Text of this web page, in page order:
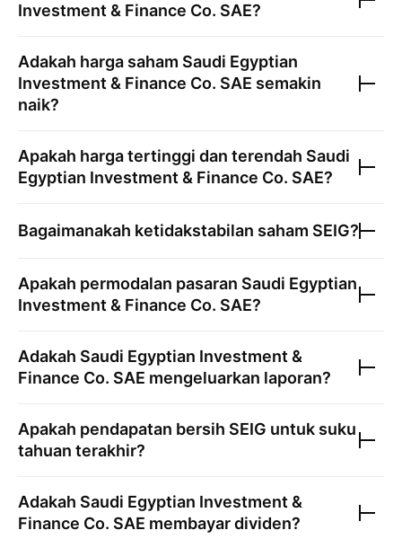
Investment & Finance Co. SAE?
Adakah harga saham Saudi Egyptian
Investment & Finance Co. SAE semakin
naik?
Apakah harga tertinggi dan terendah Saudi
Egyptian Investment & Finance Co. SAE?
Bagaimanakah ketidakstabilan saham SEIG?
Apakah permodalan pasaran Saudi Egyptian
Investment & Finance Co. SAE?
Adakah Saudi Egyptian Investment &
Finance Co. SAE mengeluarkan laporan?
Apakah pendapatan bersih SEIG untuk suku
tahuan terakhir?
Adakah Saudi Egyptian Investment &
Finance Co. SAE membayar dividen?